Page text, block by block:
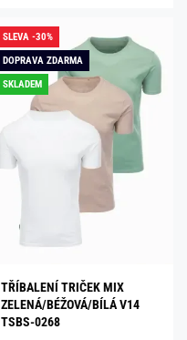
SLEVA -30%
DOPRAVA ZDARMA
SKLADEM
TŘÍBALENÍ TRIČEK MIX
ZELENÁ/BÉŽOVÁ/BÍLÁ V14
TSBS-0268